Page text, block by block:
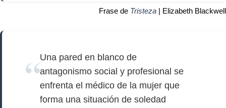
Frase de Tristeza | Elizabeth Blackwell
Una pared en blanco de
antagonismo social y profesional se
enfrenta el médico de la mujer que
forma una situación de soledad